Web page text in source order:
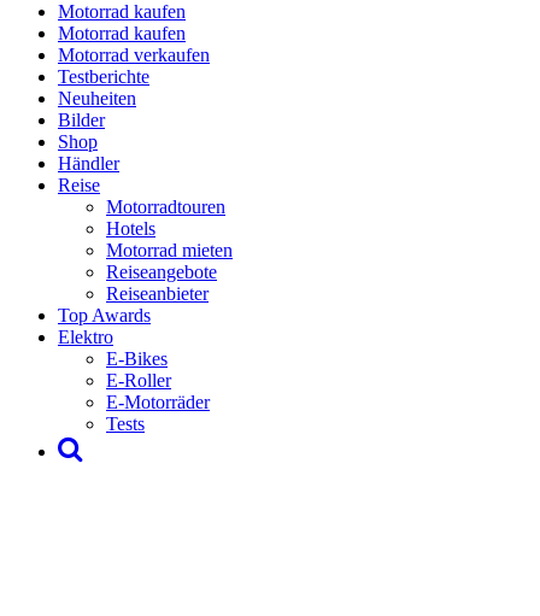
Motorrad kaufen
Motorrad kaufen
Motorrad verkaufen
Testberichte
Neuheiten
Bilder
Shop
Händler
Reise
Motorradtouren
Hotels
Motorrad mieten
Reiseangebote
Reiseanbieter
Top Awards
Elektro
E-Bikes
E-Roller
E-Motorräder
Tests